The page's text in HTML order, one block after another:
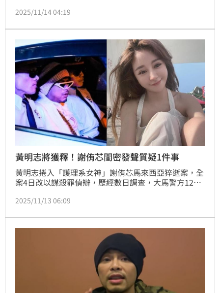
釋。一直為好友之死奔波的網紅謝薇安，今（14日）在
次表達歉意，強調並非刻意忽視消息，但被外界懷疑對
方正是日前剛獲警方口頭保釋的馬來西亞歌手黃明志。
2025/11/14 04:19
黃明志將獲釋！謝侑芯閨密發聲質疑1件事
黃明志捲入「護理系女神」謝侑芯馬來西亞猝逝案，全
案4日改以謀殺罪偵辦，歷經數日調查，大馬警方12日
（13）日他就能獲釋。一直為好友之死奔波的網紅謝薇
2025/11/13 06:09